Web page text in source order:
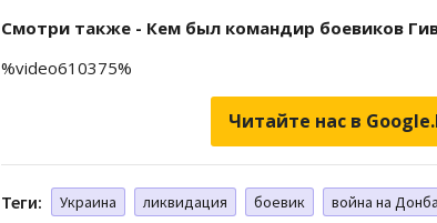
Смотри также - Кем был командир боевиков
%video610375%
Читайте нас в
Теги: Украина ликвидация боевик война на